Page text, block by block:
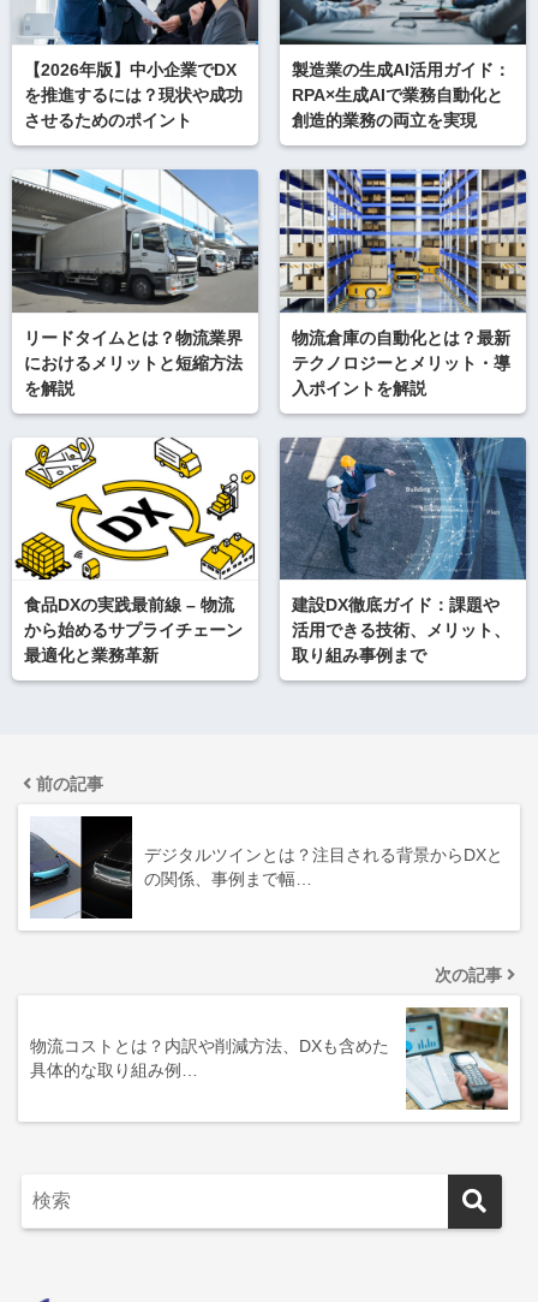
【2026年版】中小企業でDX
を推進するには？現状や成功
させるためのポイント
製造業の生成AI活用ガイド：
RPA×生成AIで業務自動化と
創造的業務の両立を実現
リードタイムとは？物流業界
におけるメリットと短縮方法
を解説
物流倉庫の自動化とは？最新
テクノロジーとメリット・導
入ポイントを解説
食品DXの実践最前線 – 物流
から始めるサプライチェーン
最適化と業務革新
建設DX徹底ガイド：課題や
活用できる技術、メリット、
取り組み事例まで
前の記事
デジタルツインとは？注目される背景からDXと
の関係、事例まで幅…
次の記事
物流コストとは？内訳や削減方法、DXも含めた
具体的な取り組み例…